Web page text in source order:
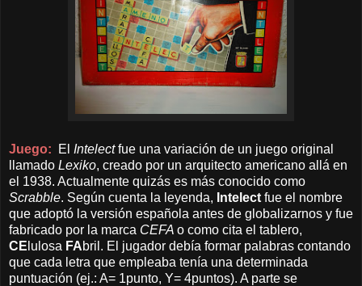
Juego: El Intelectfue una variación de un juego original
llamado Lexiko, creado por un arquitecto americano allá en
el 1938. Actualmente quizás es más conocido como
Scrabble. Según cuenta la leyenda, Intelect fue el nombre
que adoptó la versión española antes de globalizarnos y fue
fabricado por la marca CEFA o como cita el tablero,
CE lulosa FAbril. El jugador debía formar palabras contando
que cada letra que empleaba tenía una determinada
puntuación (ej.: A= 1punto, Y= 4puntos). A parte se